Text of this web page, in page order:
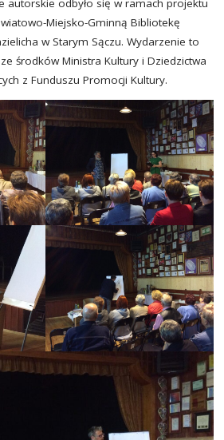
odbyło się w ramach projektu
Miejsko-Gminną Bibliotekę
w Starym Sączu. Wydarzenie to
środków Ministra Kultury i Dziedzictwa
z Funduszu Promocji Kultury.